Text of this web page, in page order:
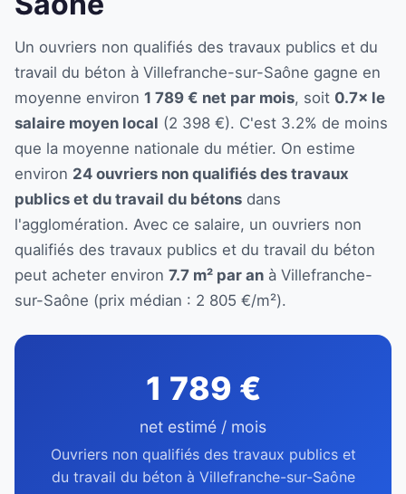
Un ouvriers non qualifiés des travaux publics et du
travail du béton à Villefranche-sur-Saône gagne en
moyenne environ 1 789 € net par mois, soit 0.7× le
salaire moyen local (2 398 €). C'est 3.2% de moins
que la moyenne nationale du métier. On estime
environ 24 ouvriers non qualifiés des travaux
publics et du travail du bétons dans
l'agglomération. Avec ce salaire, un ouvriers non
qualifiés des travaux publics et du travail du béton
peut acheter environ 7.7 m² par an à Villefranche-
sur-Saône (prix médian : 2 805 €/m²).
1 789 €
net estimé / mois
Ouvriers non qualifiés des travaux publics et
du travail du béton à Villefranche-sur-Saône